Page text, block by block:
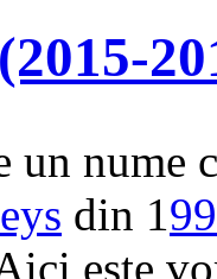
un nume
din 1
este